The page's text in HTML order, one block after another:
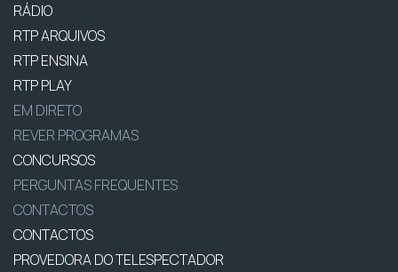
RÁDIO
RTP ARQUIVOS
RTP ENSINA
RTP PLAY
EM DIRETO
REVER PROGRAMAS
CONCURSOS
PERGUNTAS FREQUENTES
CONTACTOS
CONTACTOS
PROVEDORA DO TELESPECTADOR